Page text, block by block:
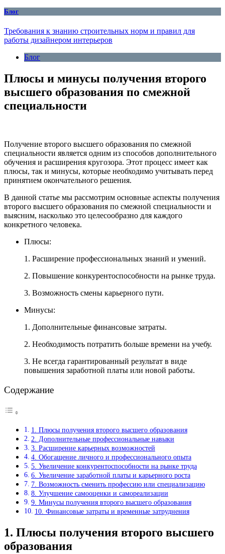
Блог
Требования к знанию строительных норм и правил для
работы дизайнером интерьеров
Блог
Плюсы и минусы получения второго
высшего образования по смежной
специальности
Получение второго высшего образования по смежной
специальности является одним из способов дополнительного
обучения и расширения кругозора. Этот процесс имеет как
плюсы, так и минусы, которые необходимо учитывать перед
принятием окончательного решения.
В данной статье мы рассмотрим основные аспекты получения
второго высшего образования по смежной специальности и
выясним, насколько это целесообразно для каждого
конкретного человека.
Плюсы:
1. Расширение профессиональных знаний и умений.
2. Повышение конкурентоспособности на рынке труда.
3. Возможность смены карьерного пути.
Минусы:
1. Дополнительные финансовые затраты.
2. Необходимость потратить больше времени на учебу.
3. Не всегда гарантированный результат в виде
повышения заработной платы или новой работы.
Содержание
1. Плюсы получения второго высшего образования
2. Дополнительные профессиональные навыки
3. Расширение карьерных возможностей
4. Обогащение личного и профессионального опыта
5. Увеличение конкурентоспособности на рынке труда
6. Увеличение заработной платы и карьерного роста
7. Возможность сменить профессию или специализацию
8. Улучшение самооценки и самореализации
9. Минусы получения второго высшего образования
10. Финансовые затраты и временные затруднения
1. Плюсы получения второго высшего
образования